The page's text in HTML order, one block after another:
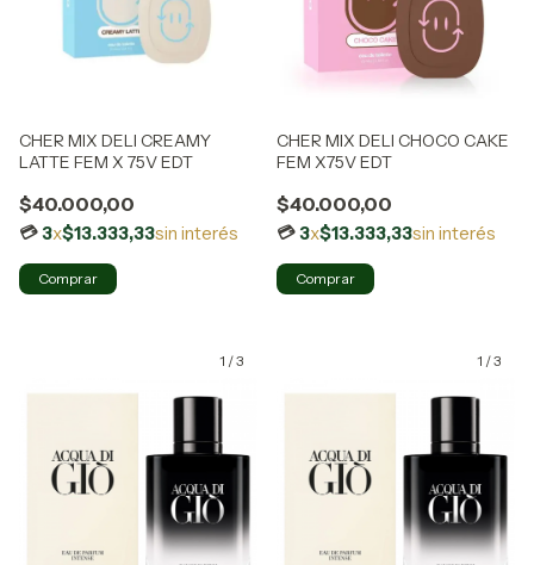
CHER MIX DELI CREAMY
LATTE FEM X 75V EDT
$40.000,00
3x$13.333,33sin interés
CHER MIX DELI CHOCO CAKE
FEM X75V EDT
$40.000,00
3x$13.333,33sin interés
1 /3 1 /3